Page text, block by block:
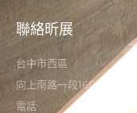
聯絡昕展
台中市西區
向上南路一段166-5號
電話